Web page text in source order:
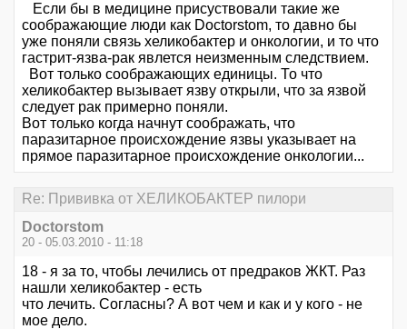
Если бы в медицине присуствовали такие же
соображающие люди как Doctorstom, то давно бы
уже поняли связь хеликобактер и онкологии, и то что
гастрит-язва-рак явлется неизменным следствием.
Вот только соображающих единицы. То что
хеликобактер вызывает язву открыли, что за язвой
следует рак примерно поняли.
Вот только когда начнут соображать, что
паразитарное происхождение язвы указывает на
прямое паразитарное происхождение онкологии...
Re: Прививка от ХЕЛИКОБАКТЕР пилори
Doctorstom
20 - 05.03.2010 - 11:18
18 - я за то, чтобы лечились от предраков ЖКТ. Раз
нашли хеликобактер - есть
что лечить. Согласны? А вот чем и как и у кого - не
мое дело.